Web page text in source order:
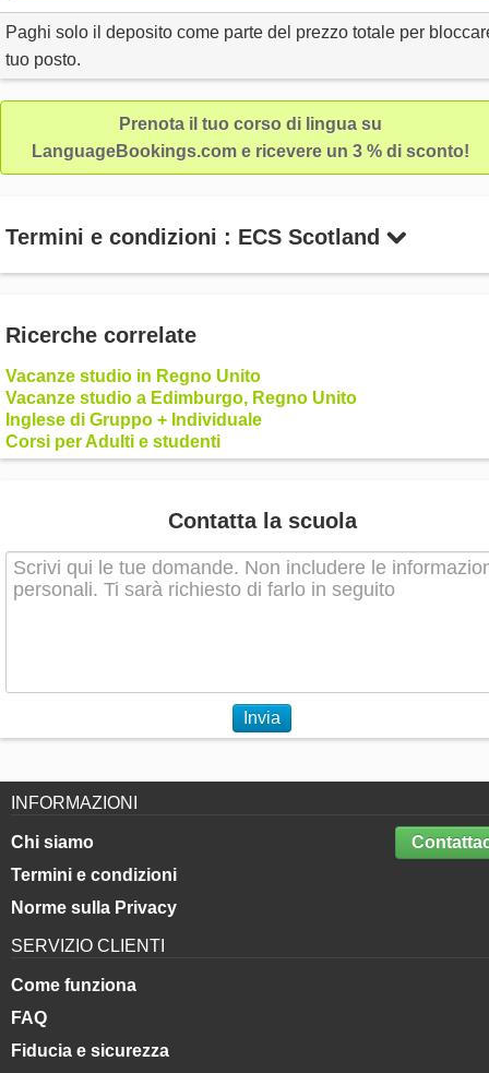
Paghi solo il deposito come parte del prezzo totale per
tuo posto.
Prenota il tuo corso di lingua su
LanguageBookings.com e ricevere un 3 % di sconto!
Termini e condizioni : ECS Scotland
Ricerche correlate
Vacanze studio in Regno Unito
Vacanze studio a Edimburgo, Regno Unito
Inglese di Gruppo + Individuale
Corsi per Adulti e studenti
Contatta la scuola
Invia
INFORMAZIONI
Chi siamo
Termini e condizioni
Norme sulla Privacy
SERVIZIO CLIENTI
Come funziona
FAQ
Fiducia e sicurezza